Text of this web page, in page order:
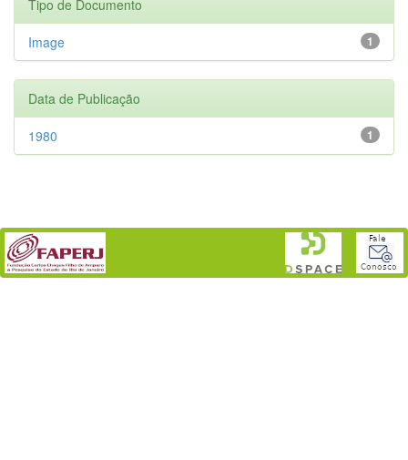
Tipo de Documento
1
Image
Data de Publicação
1
1980